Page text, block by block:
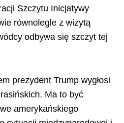
Szczytu Inicjatywy
równolegle z wizytą
odbywa się szczyt tej
prezydent Trump wygłosi
Ma to być
amerykańskiego